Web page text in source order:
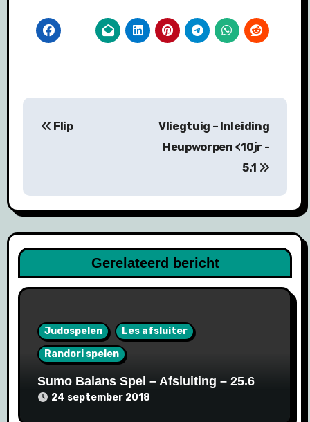
navigatie
Flip
Vliegtuig – Inleiding
Heupworpen <10jr -
5.1
Gerelateerd bericht
Judospelen
Les afsluiter
Randori spelen
Sumo Balans Spel – Afsluiting – 25.6
24 september 2018